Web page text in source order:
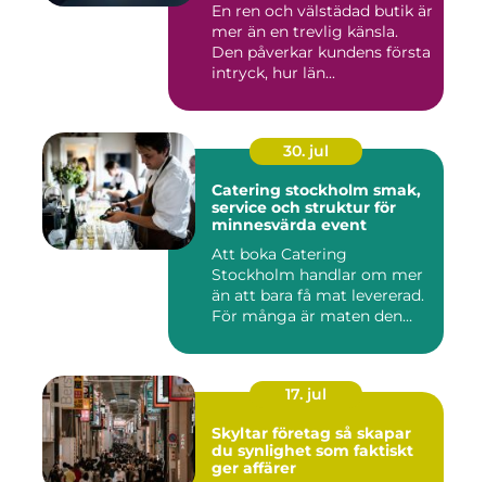
En ren och välstädad butik är
mer än en trevlig känsla.
Den påverkar kundens första
intryck, hur län...
30. jul
Catering stockholm smak,
service och struktur för
minnesvärda event
Att boka Catering
Stockholm handlar om mer
än att bara få mat levererad.
För många är maten den
17. jul
Skyltar företag så skapar
du synlighet som faktiskt
ger affärer